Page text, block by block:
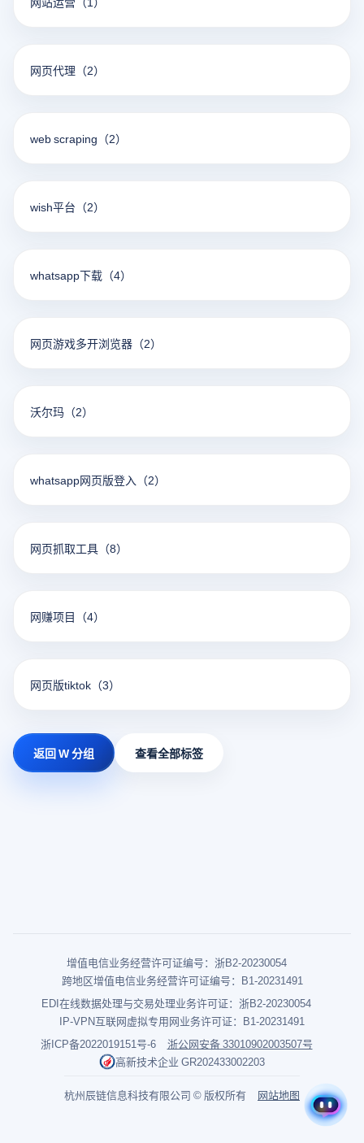
网页代理 （2）
web scraping （2）
wish平台 （2）
whatsapp下载 （4）
网页游戏多开浏览器 （2）
沃尔玛 （2）
whatsapp网页版登入 （2）
网页抓取工具 （8）
网赚项目 （4）
网页版tiktok （3）
返回 W 分组 查看全部标签
增值电信业务经营许可证编号：浙B2-20230054
跨地区增值电信业务经营许可证编号：B1-20231491
EDI在线数据处理与交易处理业务许可证：浙B2-20230054
IP-VPN互联网虚拟专用网业务许可证：B1-20231491
浙ICP备2022019151号-6
浙公网安备 33010902003507号
高新技术企业 GR202433002203
杭州辰链信息科技有限公司 © 版权所有 网站地图